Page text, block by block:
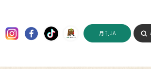
月刊JA